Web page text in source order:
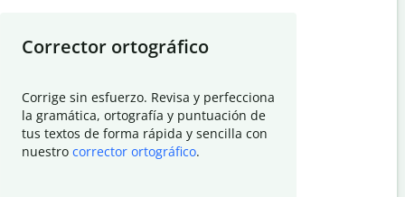
Corrector ortográfico
Corrige sin esfuerzo. Revisa y perfecciona
la gramática, ortografía y puntuación de
tus textos de forma rápida y sencilla con
nuestro corrector ortográfico.